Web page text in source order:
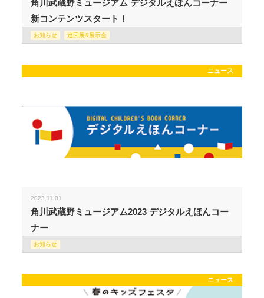
角川武蔵野ミュージアム デジタルえほんコーナー
新コンテンツスタート！
お知らせ 巡回展&展示会
ニュース
2023.11.01
角川武蔵野ミュージアム2023 デジタルえほんコー
ナー
お知らせ
ニュース